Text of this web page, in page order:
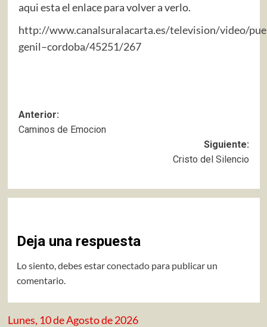
aqui esta el enlace para volver a verlo.
http://www.canalsuralacarta.es/television/video/
genil–cordoba/45251/267
Navegación
de
Anterior:
Caminos de Emocion
Siguiente:
Cristo del Silencio
Deja una respuesta
Lo siento, debes estarconectadopara publicar un
comentario.
Lunes, 10 de Agosto de 2026